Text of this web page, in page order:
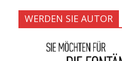
WERDEN SIE AUTOR